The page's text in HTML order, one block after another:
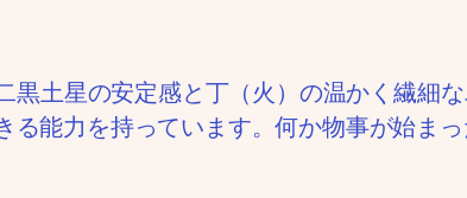
土星の安定感と丁（火）の温かく繊細
能力を持っています。何か物事が始ま